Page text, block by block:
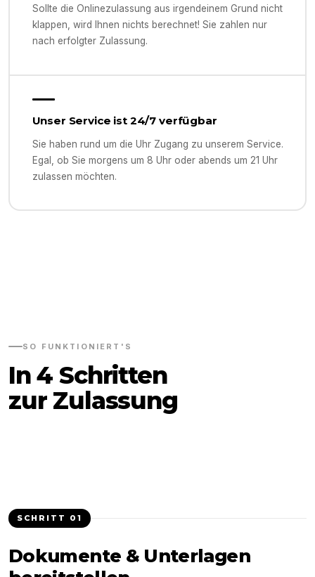
Sollte die Onlinezulassung aus irgendeinem Grund nicht
klappen, wird Ihnen nichts berechnet! Sie zahlen nur
nach erfolgter Zulassung.
Unser Service ist 24/7 verfügbar
Sie haben rund um die Uhr Zugang zu unserem Service.
Egal, ob Sie morgens um 8 Uhr oder abends um 21 Uhr
zulassen möchten.
SO FUNKTIONIERT'S
In 4 Schritten
zur Zulassung
SCHRITT 01
Dokumente & Unterlagen